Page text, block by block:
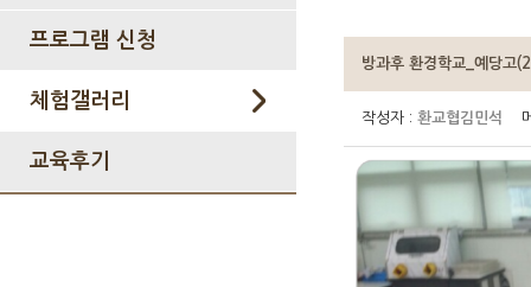
프로그램 신청
체험갤러리
교육후기
방과후 환경학교_예당고
작성자 : 환교협김민석